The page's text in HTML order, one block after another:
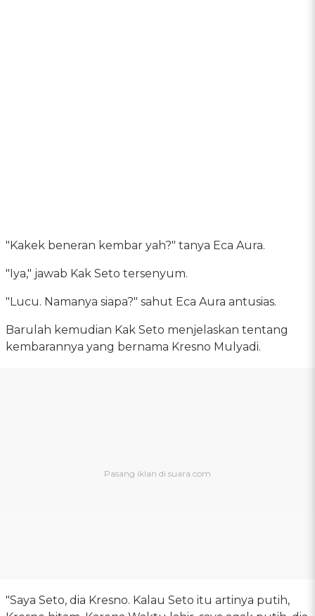
"Kakek beneran kembar yah?" tanya Eca Aura.
"Iya," jawab Kak Seto tersenyum.
"Lucu. Namanya siapa?" sahut Eca Aura antusias.
Barulah kemudian Kak Seto menjelaskan tentang
kembarannya yang bernama Kresno Mulyadi.
"Saya Seto, dia Kresno. Kalau Seto itu artinya putih,